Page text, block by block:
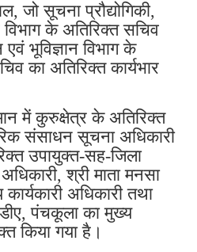
जो सूचना प्रौद्योगिकी,
के अतिरिक्त सचिव
भूविज्ञान विभाग के
का अतिरिक्त कार्यभार
में कुरुक्षेत्र के अतिरिक्त
संसाधन सूचना अधिकारी
उपायुक्त-सह-जिला
श्री माता मनसा
अधिकारी तथा
पंचकूला का मुख्य
किया गया है।